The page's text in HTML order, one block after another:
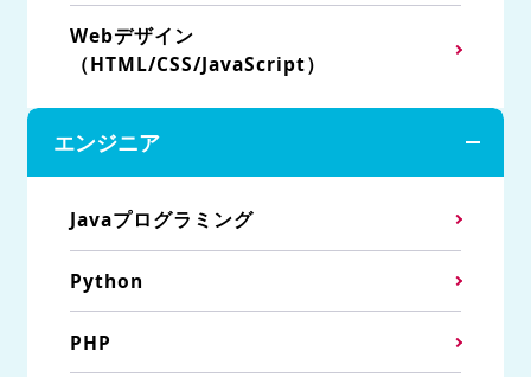
Webデザイン
（HTML/CSS/JavaScript）
エンジニア
Javaプログラミング
Python
PHP